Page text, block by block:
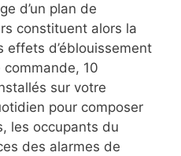
d’un plan de
constituent alors la
effets d’éblouissement
10
sur votre
pour composer
les occupants du
des alarmes de